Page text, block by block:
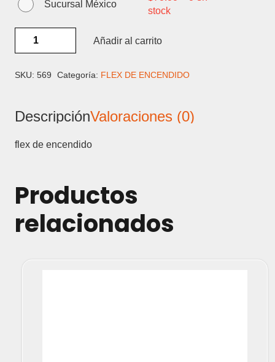
Sucursal México
stock
-
ENCENDIDO
Añadir al carrito
SKU: 569 Categoría: FLEX DE ENCENDIDO
DescripciónValoraciones (0)
flex de encendido
Productos
relacionados